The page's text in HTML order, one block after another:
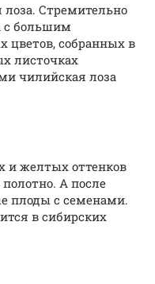
Стремительно
с большим
цветов, собранных в
листочках
чилийская лоза
и желтых оттенков
А после
плоды с семенами.
в сибирских